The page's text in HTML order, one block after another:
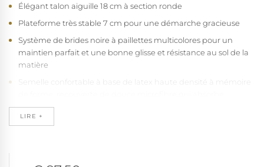
Élégant talon aiguille 18 cm à section ronde
Plateforme très stable 7 cm pour une démarche gracieuse
Système de brides noire à paillettes multicolores pour un
maintien parfait et une bonne glisse et résistance au sol de la
matière
Semelle confortable à base de latex haute densité à mémoire
l'humidité et empêche le pied de glisser
Base en caoutchouc naturel antidérapant pour une stabilité à
LIRE +